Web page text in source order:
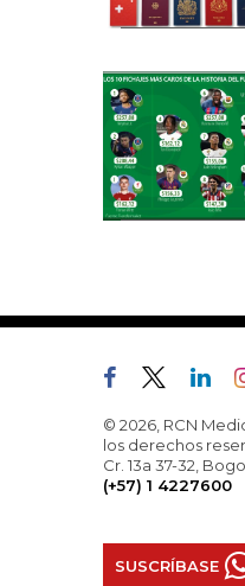
© 2026, RCN
los derechos
Cr. 13a 37-32,
(+57) 1 4227600
SUSCRÍBASE